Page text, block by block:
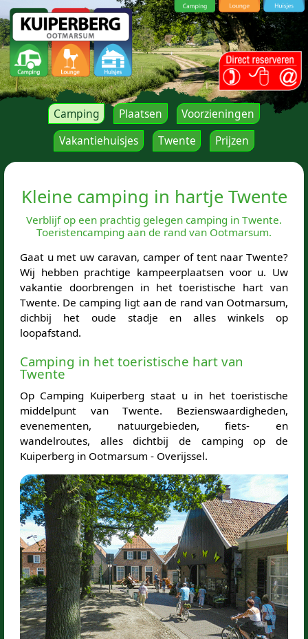
Camping Plaatsen
Voorzieningen
Vakantiehuisjes
Twente Prijzen
Kleine camping in hartje Twente
Verblijf op een prachtig gelegen camping in Twente.
Toeristencamping aan de rand van Ootmarsum.
Gaat u met uw caravan, camper of tent naar Twente?
Wij hebben prachtige kampeerplaatsen voor u. Uw
vakantie doorbrengen in het toeristische hart van
Twente. De camping ligt aan de rand van Ootmarsum,
dichbij het oude stadje en alles winkels op
loopafstand.
Camping in het toeristische hart van
Twente
Op Camping Kuiperberg staat u in het toeristische
middelpunt van Twente. Bezienswaardigheden,
evenementen, natuurgebieden, fiets- en
wandelroutes, alles dichtbij de camping op de
Kuiperberg in Ootmarsum - Overijssel.